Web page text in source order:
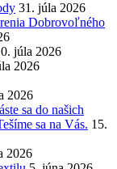
31. júla 2026
Dobrovoľného
júla 2026
2026
2026
sa do našich
sa na Vás. 15.
2026